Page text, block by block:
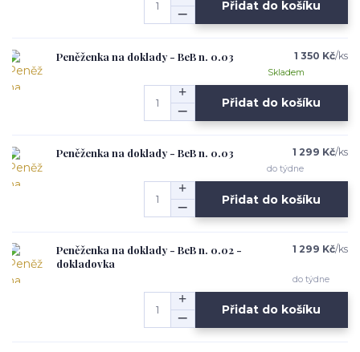
Přidat do košíku
Peněženka na doklady - BeB n. 0.03 1 350 Kč/ks
Skladem
Přidat do košíku
Peněženka na doklady - BeB n. 0.03 1 299 Kč/ks
do týdne
Přidat do košíku
Peněženka na doklady - BeB n. 0.02 -
dokladovka
1 299 Kč/ks
do týdne
Přidat do košíku